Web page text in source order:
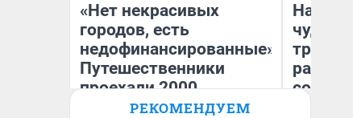
«Нет некрасивых
городов, есть
недофинансированные».
Путешественники
проехали 2000
километров по Уралу на
чудом
РЕКОМЕНДУЕМ